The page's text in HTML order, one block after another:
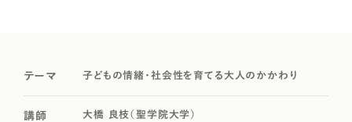
テーマ 子どもの情緒・社会性を育てる大人のかかわり
講師 大橋 良枝（聖学院大学）